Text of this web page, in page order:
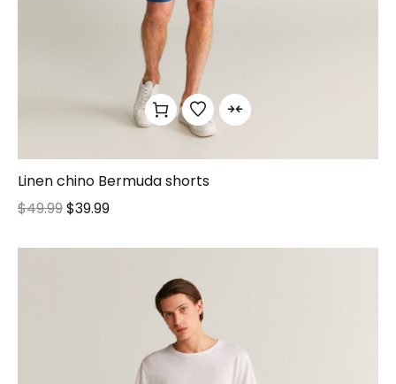
Linen chino Bermuda shorts
$49.99$39.99